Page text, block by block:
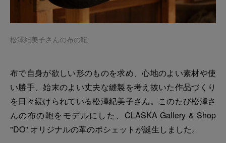
松澤紀美子さんの布の鞄
布で自身が欲しい形のものを求め、心地のよい素材や使
い勝手、始末のよい丈夫な縫製を考え抜いた作品づくり
を日々続けられている松澤紀美子さん。このたび松澤さ
んの布の鞄をモデルにした、CLASKA Gallery & Shop
"DO" オリジナルの革のポシェットが誕生しました。